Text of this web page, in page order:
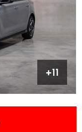
+11